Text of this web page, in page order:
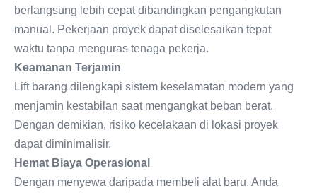
berlangsung lebih cepat dibandingkan pengangkutan
manual. Pekerjaan proyek dapat diselesaikan tepat
waktu tanpa menguras tenaga pekerja.
Keamanan Terjamin
Lift barang dilengkapi sistem keselamatan modern yang
menjamin kestabilan saat mengangkat beban berat.
Dengan demikian, risiko kecelakaan di lokasi proyek
dapat diminimalisir.
Hemat Biaya Operasional
Dengan menyewa daripada membeli alat baru, Anda